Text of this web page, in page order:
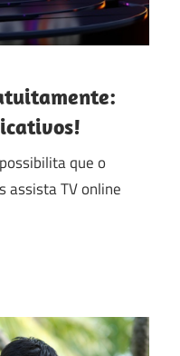
que o
assista TV online